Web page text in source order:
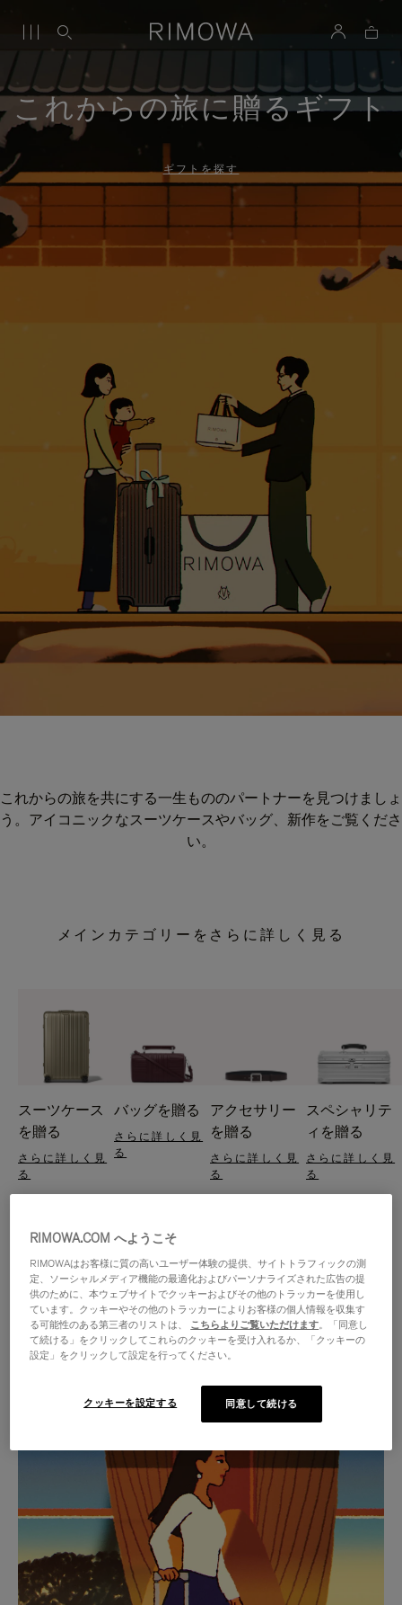
これからの旅に贈るギフト
ギフトを探す
これからの旅を共にする一生もののパートナーを見つけましょ
う。アイコニックなスーツケースやバッグ、新作をご覧くださ
い。
メインカテゴリーをさらに詳しく見る
スーツケース
を贈る
さらに詳しく見
る
バッグを贈る
さらに詳しく見
る
アクセサリー
を贈る
さらに詳しく見
る
スペシャリテ
ィを贈る
さらに詳しく見
る
IS
PLAYED,
PLEASE
PRESS
TO
IS
MUTED,
PLEASE
PRESS
TO
厳選されたギフトセレクション
あらゆる旅に寄り添う究極の
パートナーを見つけましょう
RIMOWA.COM へようこそ
RIMOWAはお客様に質の高いユーザー体験の提供、サイトトラフィックの測
定、ソーシャルメディア機能の最適化およびパーソナライズされた広告の提
供のために、本ウェブサイトでクッキーおよびその他のトラッカーを使用し
ています。クッキーやその他のトラッカーによりお客様の個人情報を収集す
る可能性のある第三者のリストは、 こちらよりご覧いただけます。「同意し
て続ける」をクリックしてこれらのクッキーを受け入れるか、「クッキーの
設定」をクリックして設定を行ってください。
クッキーを設定する 同意して続ける